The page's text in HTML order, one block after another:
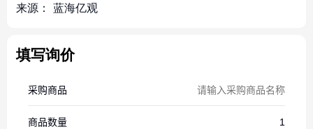
来源： 蓝海亿观
填写询价